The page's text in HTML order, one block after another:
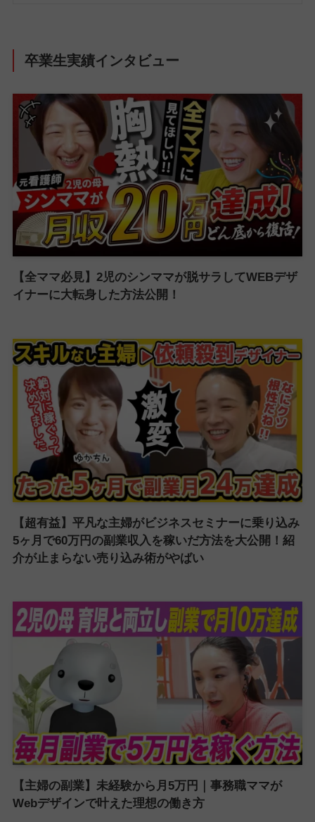
卒業生実績インタビュー
【全ママ必見】2児のシンママが脱サラしてWEBデザ
イナーに大転身した方法公開！
【超有益】平凡な主婦がビジネスセミナーに乗り込み
5ヶ月で60万円の副業収入を稼いだ方法を大公開！紹
介が止まらない売り込み術がやばい
【主婦の副業】未経験から月5万円｜事務職ママが
Webデザインで叶えた理想の働き方